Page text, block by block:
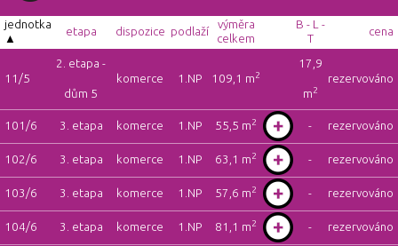
jednotka
etapa dispozice podlaží
výměra
celkem
B - L -
T
cena
11/5
2. etapa -
dům 5
komerce 1.NP 109,1 m2
17,9
m2
rezervováno
101/6 3. etapa komerce 1.NP 55,5 m2 - rezervováno
102/6 3. etapa komerce 1.NP 63,1 m2 - rezervováno
103/6 3. etapa komerce 1.NP 57,6 m2 - rezervováno
104/6 3. etapa komerce 1.NP 81,1 m2 - rezervováno